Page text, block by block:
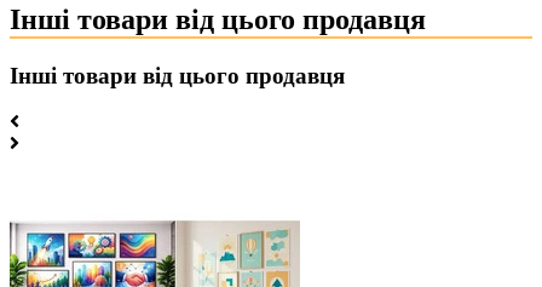
Інші товари від цього продавця
Інші товари від цього продавця